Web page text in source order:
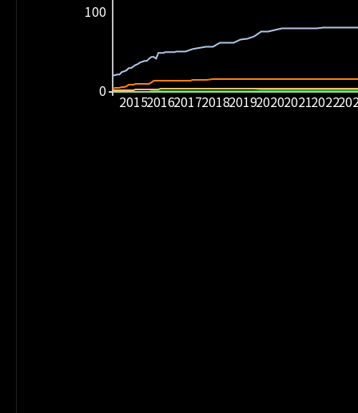
20152016201720182019202020212022
0
100